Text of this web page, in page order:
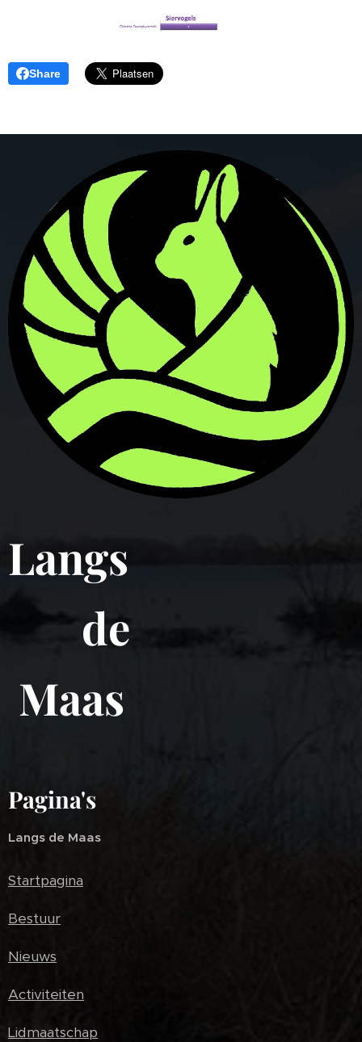
Share
Langs
de
Maas
Pagina's
Langs de Maas
Startpagina
Bestuur
Nieuws
Activiteiten
Lidmaatschap